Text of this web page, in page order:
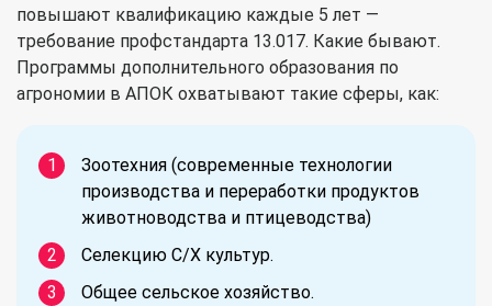
повышают квалификацию каждые 5 лет —
требование профстандарта 13.017. Какие бывают.
Программы дополнительного образования по
агрономии в АПОК охватывают такие сферы, как:
Зоотехния (современные технологии
производства и переработки продуктов
животноводства и птицеводства)
Селекцию С/Х культур.
Общее сельское хозяйство.